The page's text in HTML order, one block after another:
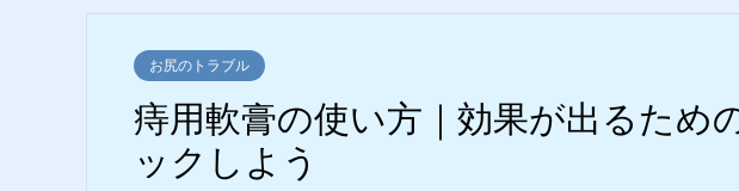
お尻のトラブル
痔用軟膏の使い方｜効果が出るため
ックしよう